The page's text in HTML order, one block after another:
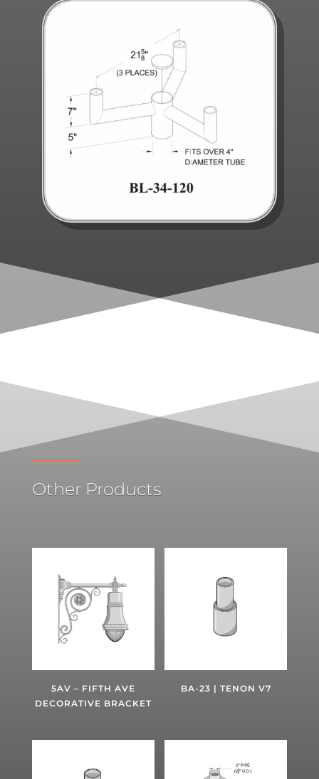
Other Products
5AV – FIFTH AVE
DECORATIVE BRACKET
BA-23 | TENON V7